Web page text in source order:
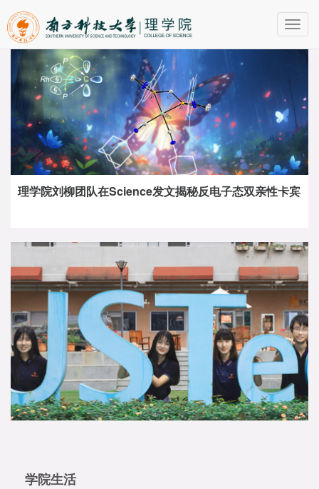
理学院刘柳团队在Science发文揭秘反电子态双亲性卡宾
理学院刘畅、刘奇航课题组在Nature发表反铁磁材料自
学院生活